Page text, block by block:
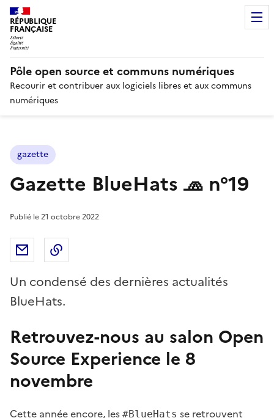
RÉPUBLIQUE
FRANÇAISE
Pôle open source et communs numériques
Recourir et contribuer aux logiciels libres et aux communs
numériques
gazette
Gazette BlueHats 🧢 n°19
Publié le21 octobre 2022
Partager par email
Un condensé des dernières actualités
BlueHats.
Retrouvez-nous au salon Open
Source Experience le 8
novembre
Cette année encore, les #BlueHats se retrouvent